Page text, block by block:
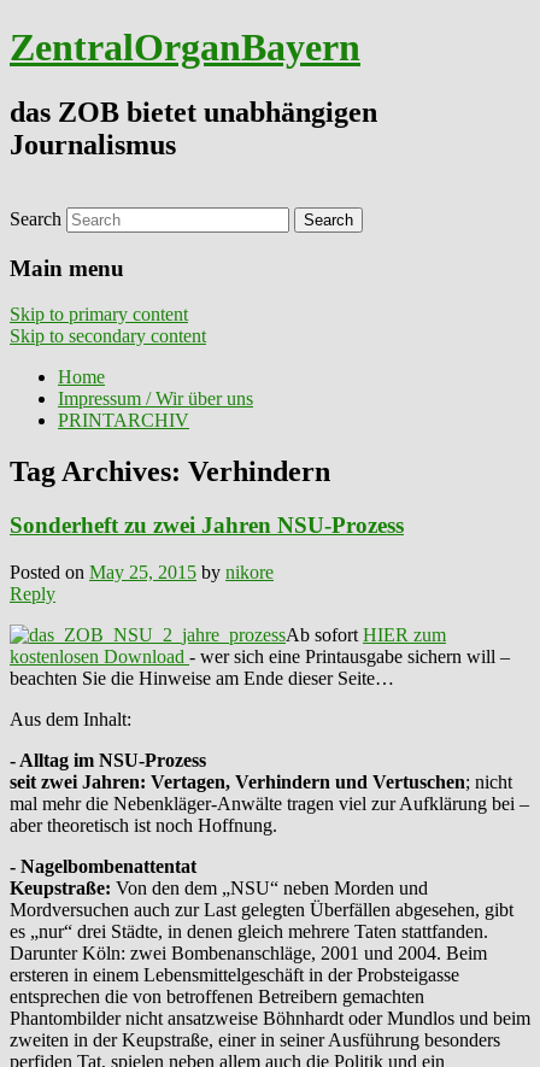
ZentralOrganBayern
das ZOB bietet unabhängigen
Journalismus
Search
Main menu
Skip to primary content
Skip to secondary content
Home
Impressum / Wir über uns
PRINTARCHIV
Tag Archives: Verhindern
Sonderheft zu zwei Jahren NSU-Prozess
Posted on May 25, 2015 by nikore
Reply
Ab sofort HIER zum
kostenlosen Download - wer sich eine Printausgabe sichern will –
beachten Sie die Hinweise am Ende dieser Seite…
Aus dem Inhalt:
- Alltag im NSU-Prozess
seit zwei Jahren: Vertagen, Verhindern und Vertuschen; nicht
mal mehr die Nebenkläger-Anwälte tragen viel zur Aufklärung bei –
aber theoretisch ist noch Hoffnung.
- Nagelbombenattentat
Keupstraße: Von den dem „NSU“ neben Morden und
Mordversuchen auch zur Last gelegten Überfällen abgesehen, gibt
es „nur“ drei Städte, in denen gleich mehrere Taten stattfanden.
Darunter Köln: zwei Bombenanschläge, 2001 und 2004. Beim
ersteren in einem Lebensmittelgeschäft in der Probsteigasse
entsprechen die von betroffenen Betreibern gemachten
Phantombilder nicht ansatzweise Böhnhardt oder Mundlos und beim
zweiten in der Keupstraße, einer in seiner Ausführung besonders
perfiden Tat, spielen neben allem auch die Politik und ein